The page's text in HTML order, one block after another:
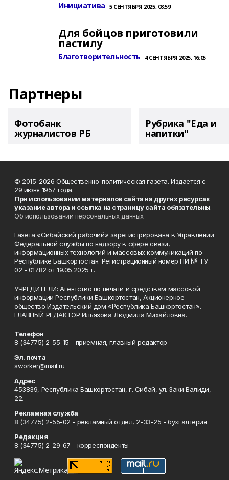
Инициатива 5 СЕНТЯБРЯ 2025, 08:59
Для бойцов приготовили
пастилу
Благотворительность 4 СЕНТЯБРЯ 2025, 16:05
Партнеры
Фотобанк
журналистов РБ
Рубрика "Еда и
напитки"
© 2015-2026 Общественно-политическая газета. Издается с
29 июня 1957 года.
При использовании материалов сайта на других ресурсах
указание автора и ссылка на страницу сайта обязательны.
Об использовании персональных данных
Газета «Сибайский рабочий» зарегистрирована в Управлении
Федеральной службы по надзору в сфере связи,
информационных технологий и массовых коммуникаций по
Республике Башкортостан. Регистрационный номер ПИ № ТУ
02 - 01782 от 19.05.2025 г.
УЧРЕДИТЕЛИ: Агентство по печати и средствам массовой
информации Республики Башкортостан, Акционерное
общество Издательский дом «Республика Башкортостан».
ГЛАВНЫЙ РЕДАКТОР Ильязова Людмила Михайловна.
Телефон
8 (34775) 2-55-15 - приемная, главный редактор
Эл. почта
sworker@mail.ru
Адрес
453839, Республика Башкортостан, г. Сибай, ул. Заки Валиди,
22.
Рекламная служба
8 (34775) 2-55-02 - рекламный отдел, 2-33-25 - бухгалтерия
Редакция
8 (34775) 2-29-67 - корреспонденты